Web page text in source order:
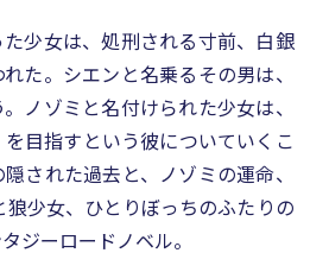
少女は、処刑される寸前、白銀
た。シエンと名乗るその男は、
ノゾミと名付けられた少女は、
目指すという彼についていくこ
された過去と、ノゾミの運命、
少女、ひとりぼっちのふたりの
ジーロードノベル。